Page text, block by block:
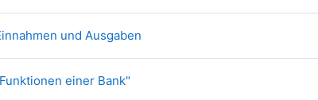
und AusgabenLink/URL
einer Bank"Link/URL